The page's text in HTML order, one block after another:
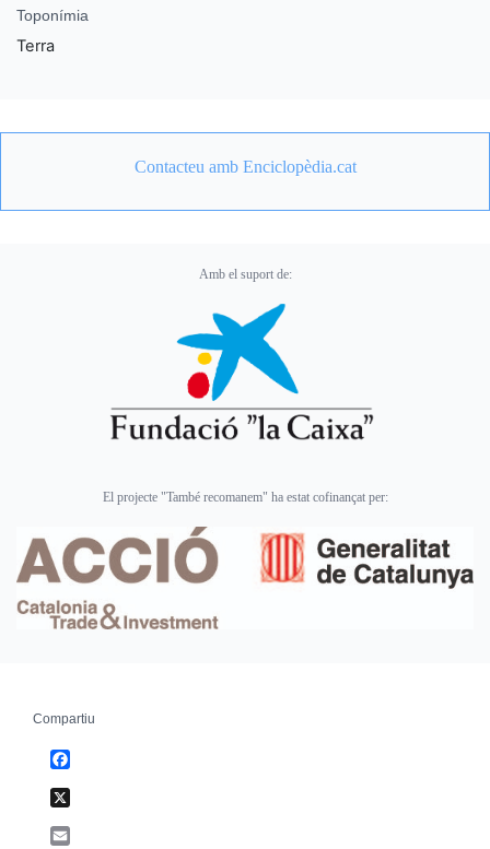
Toponímia
Terra
Contacteu amb Enciclopèdia.cat
Amb el suport de:
El projecte "També recomanem" ha estat cofinançat per:
Compartiu